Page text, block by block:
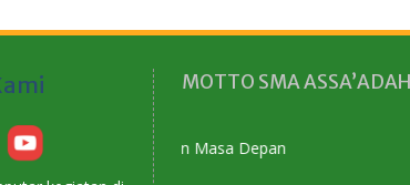
MOTTO SMA ASSA’ADAH
Menyiapkan Masa Depan